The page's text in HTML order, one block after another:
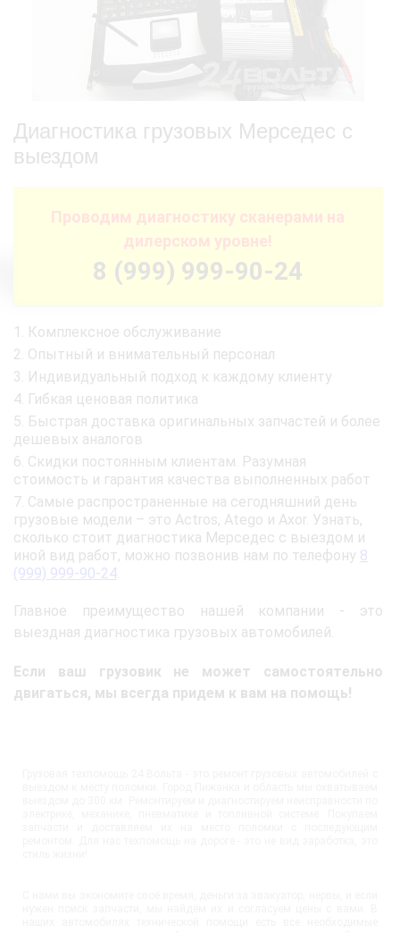
Диагностика грузовых Мерседес с
выездом
Проводим диагностику сканерами на
дилерском уровне!
8 (999) 999-90-24
Комплексное обслуживание
Опытный и внимательный персонал
Индивидуальный подход к каждому клиенту
Гибкая ценовая политика
Быстрая доставка оригинальных запчастей и более
дешевых аналогов
Скидки постоянным клиентам. Разумная
стоимость и гарантия качества выполненных работ
Самые распространенные на сегодняшний день
грузовые модели – это Actros, Atego и Axor. Узнать,
сколько стоит диагностика Мерседес с выездом и
иной вид работ, можно позвонив нам по телефону 8
(999) 999-90-24.
Главное преимущество нашей компании - это
выездная диагностика грузовых автомобилей.
Если ваш грузовик не может самостоятельно
двигаться, мы всегда придем к вам на помощь!